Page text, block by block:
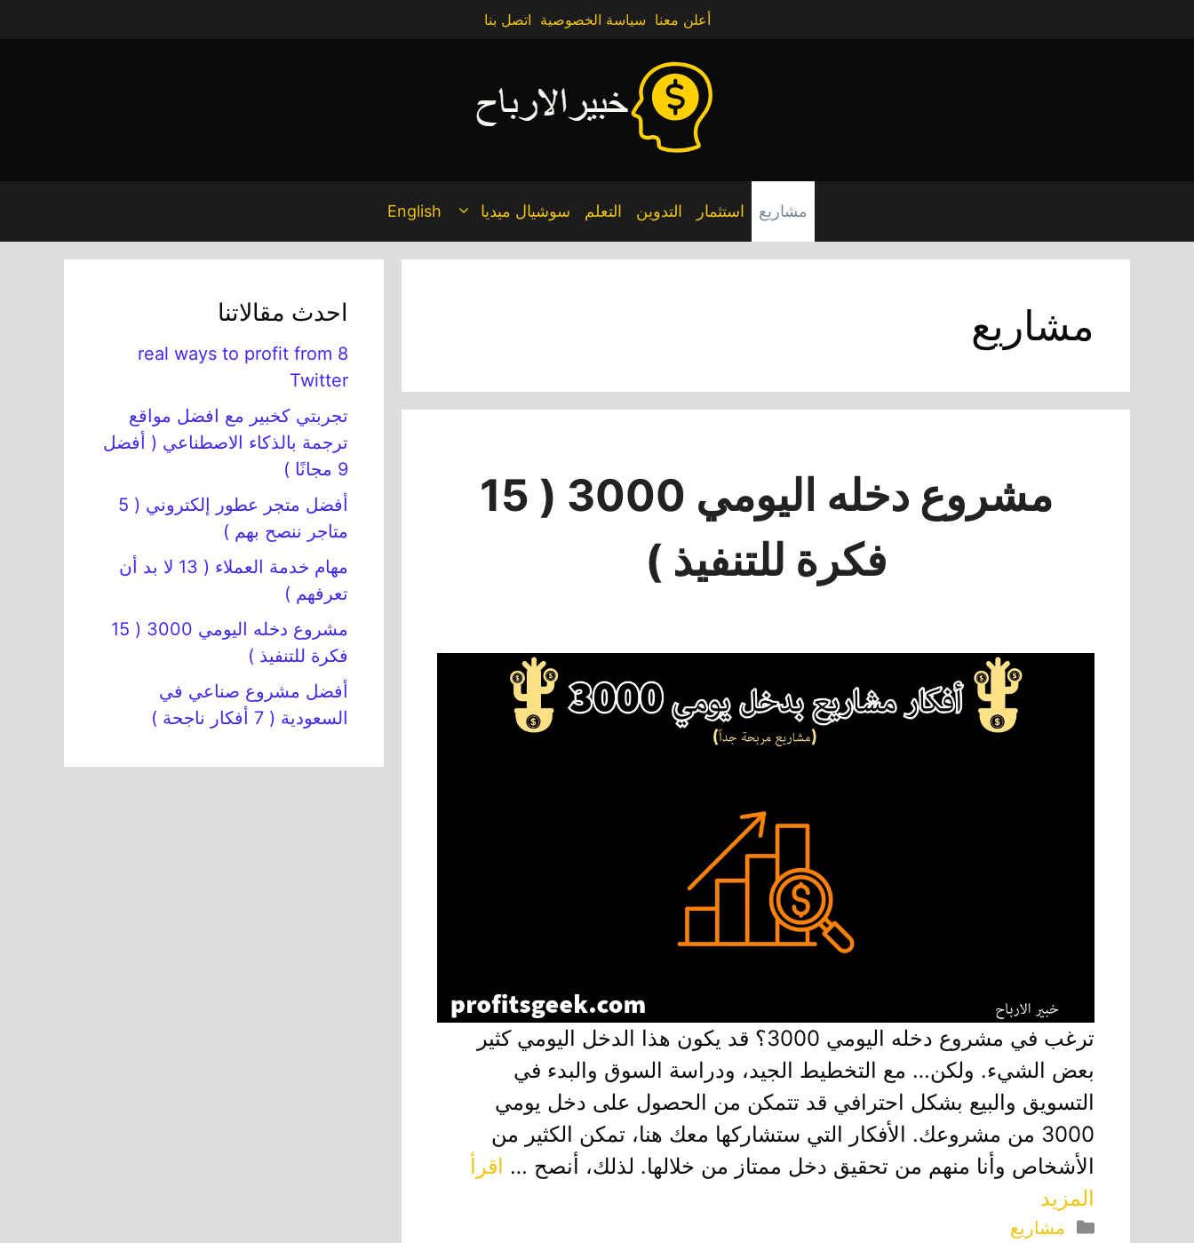
أعلن معنا سياسة الخصوصية اتصل بنا
مشاريع استثمار التدوين التعلم سوشيال ميديا English
مشاريع
مشروع دخله اليومي 3000 ( 15
فكرة للتنفيذ )
ترغب في مشروع دخله اليومي 3000؟ قد يكون هذا الدخل اليومي كثير
بعض الشيء. ولكن… مع التخطيط الجيد، ودراسة السوق والبدء في
التسويق والبيع بشكل احترافي قد تتمكن من الحصول على دخل يومي
3000 من مشروعك. الأفكار التي ستشاركها معك هنا، تمكن الكثير من
الأشخاص وأنا منهم من تحقيق دخل ممتاز من خلالها. لذلك، أنصح … اقرأ
المزيد
التصنيفات
مشاريع
احدث مقالاتنا
8 real ways to profit from
Twitter
تجربتي كخبير مع افضل مواقع
ترجمة بالذكاء الاصطناعي ( أفضل
9 مجانًا )
أفضل متجر عطور إلكتروني ( 5
متاجر ننصح بهم )
مهام خدمة العملاء ( 13 لا بد أن
تعرفهم )
مشروع دخله اليومي 3000 ( 15
فكرة للتنفيذ )
أفضل مشروع صناعي في
السعودية ( 7 أفكار ناجحة )